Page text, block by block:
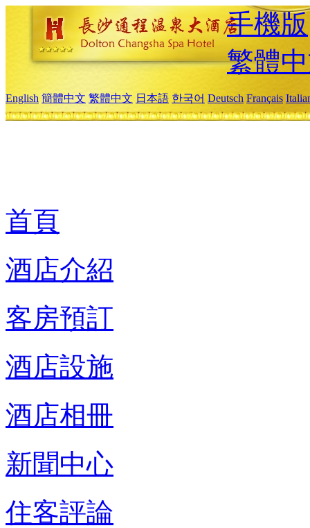
手機版
繁體
English 簡體中文 繁體中文 日本語 한국어 Deutsch Français
首頁
酒店介紹
客房預訂
酒店設施
酒店相冊
新聞中心
住客評論